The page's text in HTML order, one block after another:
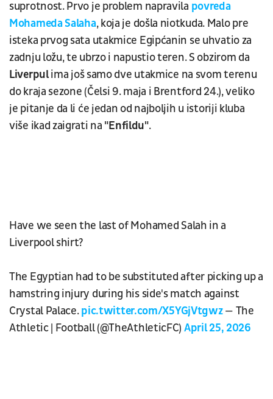
suprotnost. Prvo je problem napravila povreda
Mohameda Salaha, koja je došla niotkuda. Malo pre
isteka prvog sata utakmice Egipćanin se uhvatio za
zadnju ložu, te ubrzo i napustio teren. S obzirom da
Liverpulima još samo dve utakmice na svom terenu
do kraja sezone (Čelsi 9. maja i Brentford 24.), veliko
je pitanje da li će jedan od najboljih u istoriji kluba
više ikad zaigrati na "Enfildu".
Have we seen the last of Mohamed Salah in a
Liverpool shirt?
The Egyptian had to be substituted after picking up a
hamstring injury during his side's match against
Crystal Palace.pic.twitter.com/X5YGjVtgwz— The
Athletic | Football (@TheAthleticFC) April 25, 2026